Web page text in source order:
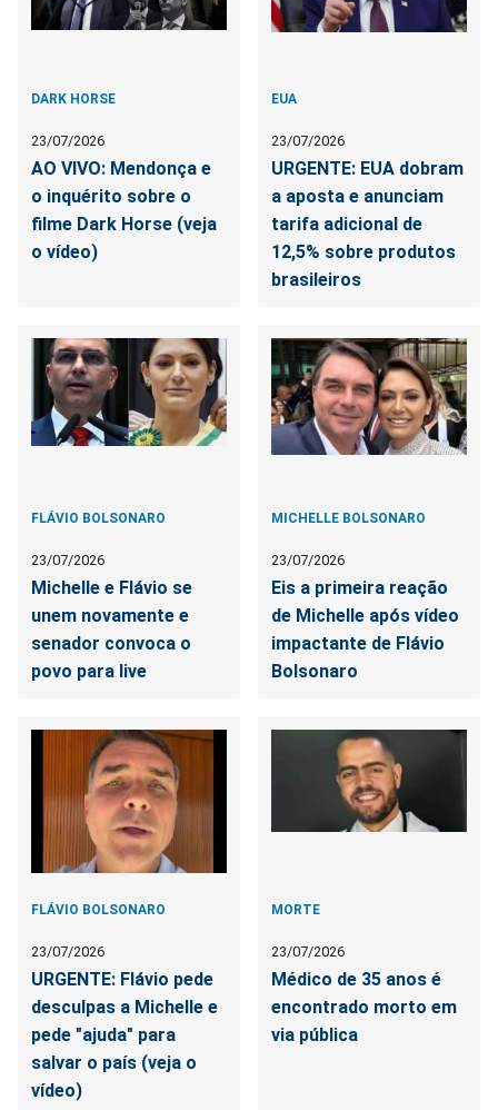
DARK HORSE
23/07/2026
AO VIVO: Mendonça e
o inquérito sobre o
filme Dark Horse (veja
o vídeo)
EUA
23/07/2026
URGENTE: EUA dobram
a aposta e anunciam
tarifa adicional de
12,5% sobre produtos
brasileiros
FLÁVIO BOLSONARO
23/07/2026
Michelle e Flávio se
unem novamente e
senador convoca o
povo para live
MICHELLE BOLSONARO
23/07/2026
Eis a primeira reação
de Michelle após vídeo
impactante de Flávio
Bolsonaro
FLÁVIO BOLSONARO
23/07/2026
URGENTE: Flávio pede
desculpas a Michelle e
pede "ajuda" para
salvar o país (veja o
vídeo)
MORTE
23/07/2026
Médico de 35 anos é
encontrado morto em
via pública